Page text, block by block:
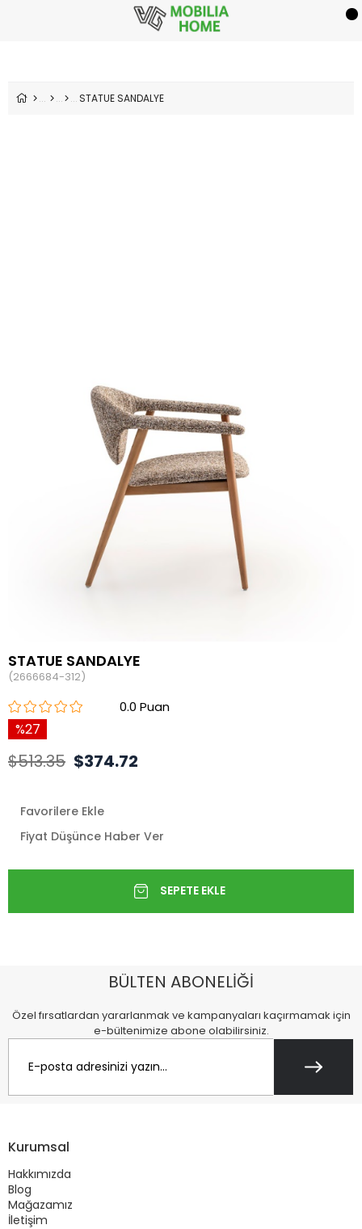
STATUE SANDALYE
STATUE SANDALYE
(2666684-312)
0.0
27
$513.35 $374.72
Favorilere Ekle
Fiyat Düşünce Haber Ver
BÜLTEN ABONELİĞİ
Özel fırsatlardan yararlanmak ve kampanyaları kaçırmamak için
e-bültenimize abone olabilirsiniz.
Kurumsal
Hakkımızda
Blog
Mağazamız
İletişim